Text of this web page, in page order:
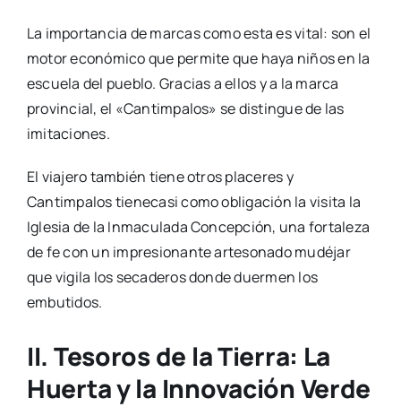
La importancia de marcas como esta es vital: son el
motor económico que permite que haya niños en la
escuela del pueblo. Gracias a ellos y a la marca
provincial, el «Cantimpalos» se distingue de las
imitaciones.
El viajero también tiene otros placeres y
Cantimpalos tienecasi como obligación la visita la
Iglesia de la Inmaculada Concepción, una fortaleza
de fe con un impresionante artesonado mudéjar
que vigila los secaderos donde duermen los
embutidos.
II. Tesoros de la Tierra: La
Huerta y la Innovación Verde